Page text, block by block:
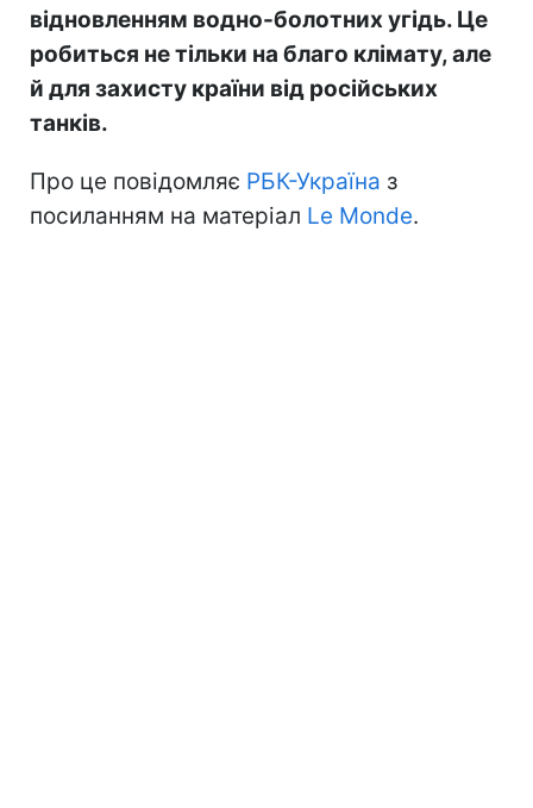
відновленням водно-болотних угідь. Це
робиться не тільки на благо клімату, але
й для захисту країни від російських
танків.
Про це повідомляє РБК-Україна з
посиланням на матеріал Le Monde.